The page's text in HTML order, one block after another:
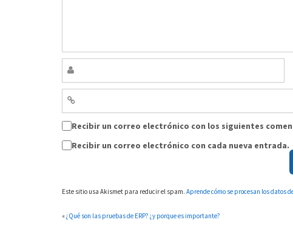
Recibir un correo electrónico con los siguientes
Recibir un correo electrónico con cada nueva entrada.
Este sitio usa Akismet para reducir el spam. Aprende cómo se procesan los datos
«¿Qué son las pruebas de ERP? ¿y porque es importante?